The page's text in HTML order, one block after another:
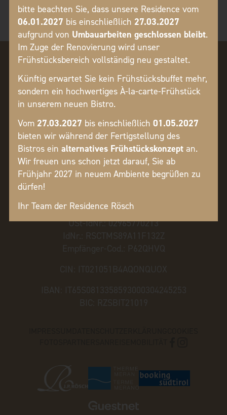
Laubengasse 209, 39012 Meran (BZ)
Tel.+39 0473 234629
roesch.thomas@pec.it
USt-IdNr.: 02965770213
bitte beachten Sie, dass unsere Residence vom
06.01.2027 bis einschließlich 27.03.2027
aufgrund von Umbauarbeiten geschlossen bleibt.
Im Zuge der Renovierung wird unser
Frühstücksbereich vollständig neu gestaltet.
Künftig erwartet Sie kein Frühstücksbuffet mehr,
sondern ein hochwertiges À-la-carte-Frühstück
in unserem neuen Bistro.
Vom 27.03.2027 bis einschließlich01.05.2027
bieten wir während der Fertigstellung des
Bistros einalternatives Frühstückskonzept an.
Wir freuen uns schon jetzt darauf, Sie ab
Frühjahr 2027 in neuem Ambiente begrüßen zu
dürfen!
Ihr Team der Residence Rösch